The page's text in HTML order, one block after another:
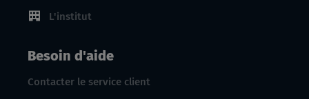
L'institut
Besoin d'aide
Contacter le service client